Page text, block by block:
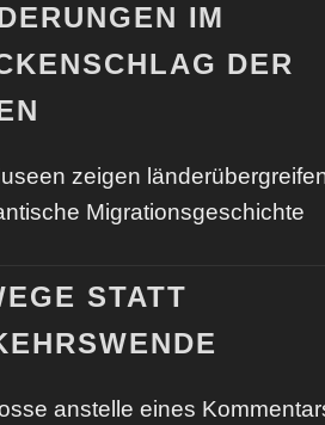
IM
DER
zeigen
Migrationsgeschichte
STATT
anstelle eines